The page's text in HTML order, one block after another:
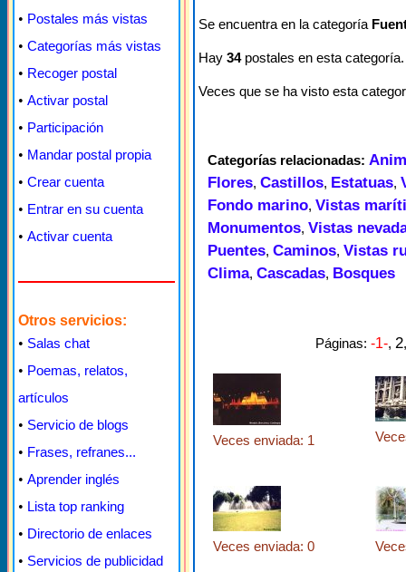
• Postales más vistas
• Categorías más vistas
• Recoger postal
• Activar postal
• Participación
• Mandar postal propia
• Crear cuenta
• Entrar en su cuenta
• Activar cuenta
Otros servicios:
• Salas chat
• Poemas, relatos,
artículos
• Servicio de blogs
• Frases, refranes...
• Aprender inglés
• Lista top ranking
• Directorio de enlaces
• Servicios de publicidad
Se encuentra en la categoría
Hay 34postales en esta categoría.
Veces que se ha visto esta
Categorías relacionadas:
Flores, Castillos, Estatuas,
Fondo marino, Vistas
Monumentos, Vistas
Puentes, Caminos, Vistas
Clima, Cascadas, Bosques
Páginas: -1-, 2
Veces enviada: 1
Veces enviada: 0